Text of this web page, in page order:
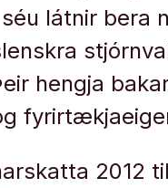
látnir bera
hengja
2012